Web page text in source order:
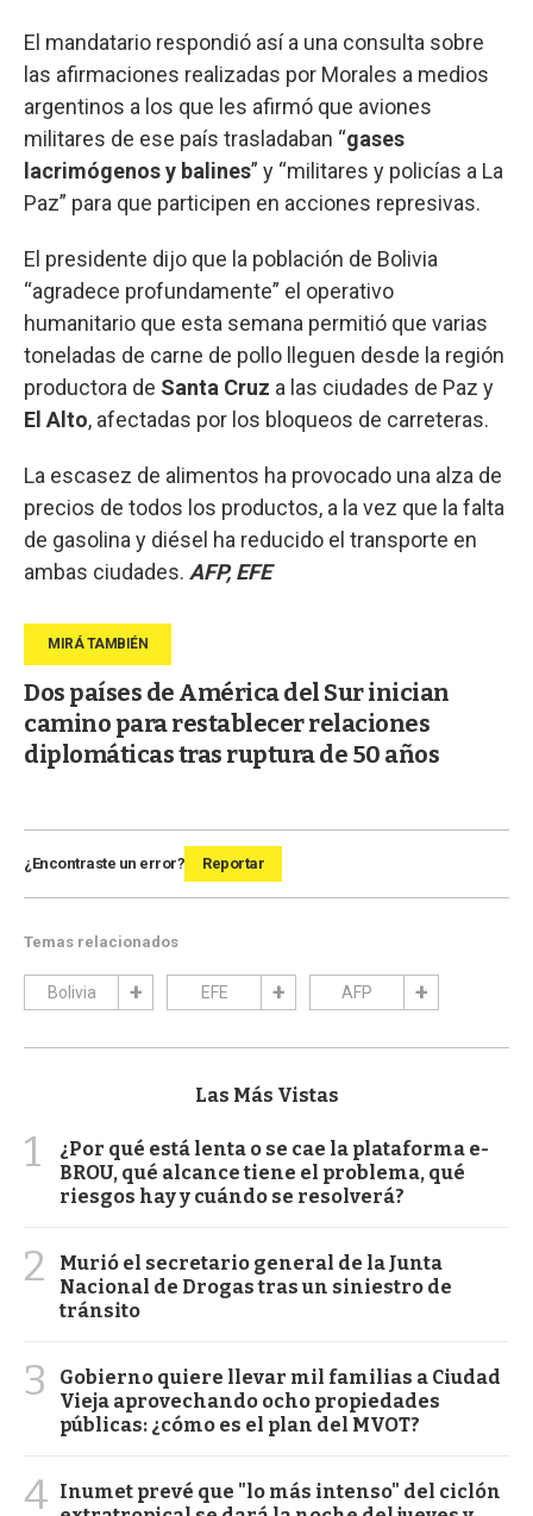
El mandatario respondió así a una consulta sobre
las afirmaciones realizadas por Morales a medios
argentinos a los que les afirmó que aviones
militares de ese país trasladaban “gases
lacrimógenos y balines” y “militares y policías a La
Paz” para que participen en acciones represivas.
El presidente dijo que la población de Bolivia
“agradece profundamente” el operativo
humanitario que esta semana permitió que varias
toneladas de carne de pollo lleguen desde la región
productora de Santa Cruz a las ciudades de Paz y
El Alto, afectadas por los bloqueos de carreteras.
La escasez de alimentos ha provocado una alza de
precios de todos los productos, a la vez que la falta
de gasolina y diésel ha reducido el transporte en
ambas ciudades. AFP, EFE
Dos países de América del Sur inician
camino para restablecer relaciones
diplomáticas tras ruptura de 50 años
¿Encontraste un error? Reportar
Temas relacionados
Bolivia EFE AFP
Las Más Vistas
1
¿Por qué está lenta o se cae la plataforma e-
BROU, qué alcance tiene el problema, qué
riesgos hay y cuándo se resolverá?
2
Murió el secretario general de la Junta
Nacional de Drogas tras un siniestro de
tránsito
3
Gobierno quiere llevar mil familias a Ciudad
Vieja aprovechando ocho propiedades
públicas: ¿cómo es el plan del MVOT?
4 Inumet prevé que "lo más intenso" del ciclón